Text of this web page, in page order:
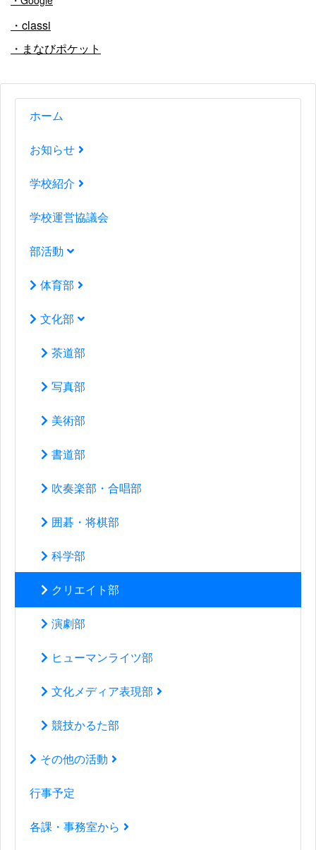
・classi
・まなびポケット
ホーム
お知らせ
学校紹介
学校運営協議会
部活動
体育部
文化部
茶道部
写真部
美術部
書道部
吹奏楽部・合唱部
囲碁・将棋部
科学部
クリエイト部
演劇部
ヒューマンライツ部
文化メディア表現部
競技かるた部
その他の活動
行事予定
各課・事務室から